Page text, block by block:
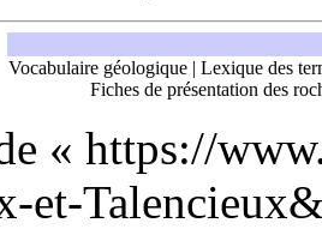
Vocabulaire géologique| Lexique des
Fiches de présentation des
« https://
et-